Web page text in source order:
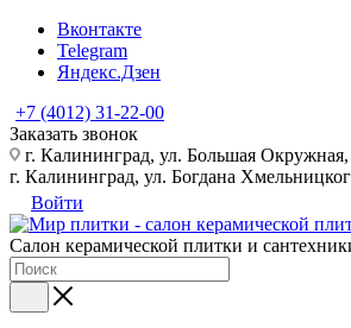
Вконтакте
Telegram
Яндекс.Дзен
+7 (4012) 31-22-00
Заказать звонок
г. Калининград, ул. Большая
г. Калининград, ул. Богдана
Войти
Салон керамической плитки и